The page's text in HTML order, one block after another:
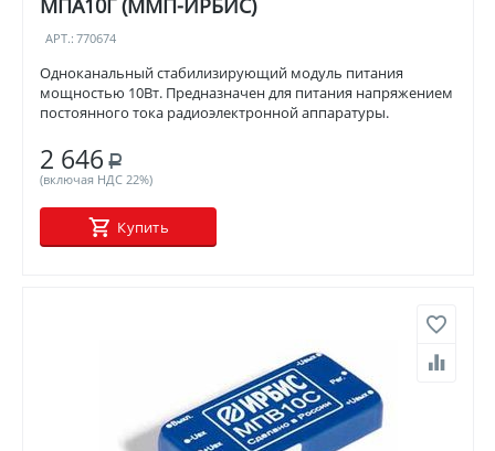
АРТ.: 770674
Одноканальный стабилизирующий модуль питания
мощностью 10Вт. Предназначен для питания напряжением
постоянного тока радиоэлектронной аппаратуры.
2 646 Р
(включая НДС 22%)
Купить